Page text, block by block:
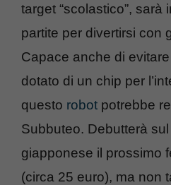
target “scolastico”, sarà
partite per divertirsi con
Capace anche di
dotato di un chip per
questo robot potrebbe
Subbuteo. Debutterà
giapponese il prossimo
(circa 25 euro), ma non